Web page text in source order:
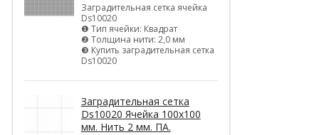
Заградительная сетка ячейка
Ds10020
❶ Тип ячейки: Квадрат
❷ Толщина нити: 2,0 мм
❸ Купить заградительная сетка
Ds10020
Заградительная сетка
Ds10020 Ячейка 100х100
мм. Нить 2 мм. ПА.